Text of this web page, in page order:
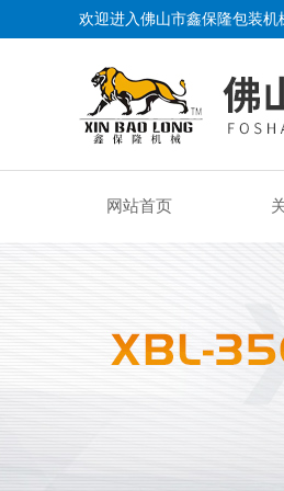
欢迎进入佛山市鑫保隆包装机
网站首页